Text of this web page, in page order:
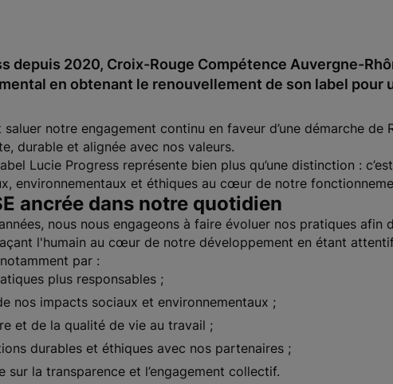
depuis 2020, Croix-Rouge Compétence Auvergne-
en obtenant le renouvellement de son label pour
notre engagement continu en faveur d’une démarche de
durable et alignée avec nos valeurs.
Lucie Progress représente bien plus qu’une distinction :
environnementaux et éthiques au cœur de notre
ancrée dans notre quotidien
nous nous engageons à faire évoluer nos pratiques afin
l'humain au cœur de notre développement en étant
par :
plus responsables ;
nos impacts sociaux et environnementaux ;
et de la qualité de vie au travail ;
durables et éthiques avec nos partenaires ;
sur la transparence et l’engagement collectif.